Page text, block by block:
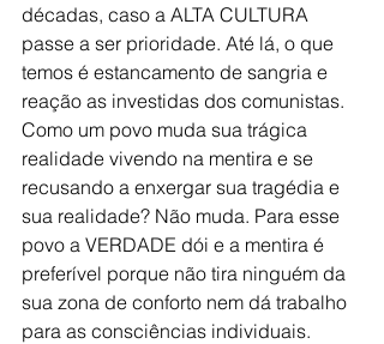
décadas, caso a ALTA CULTURA
passe a ser prioridade. Até lá, o que
temos é estancamento de sangria e
reação as investidas dos comunistas.
Como um povo muda sua trágica
realidade vivendo na mentira e se
recusando a enxergar sua tragédia e
sua realidade? Não muda. Para esse
povo a VERDADE dói e a mentira é
preferível porque não tira ninguém da
sua zona de conforto nem dá trabalho
para as consciências individuais.